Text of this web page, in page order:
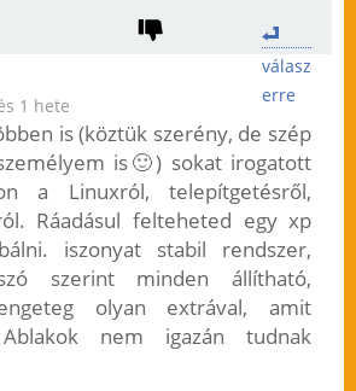
válasz
erre
1 hete
is (köztük szerény, de szép
is🙂) sokat irogatott
a Linuxról, telepítgetésről,
Ráadásul felteheted egy xp
iszonyat stabil rendszer,
szerint minden állítható,
olyan extrával, amit
Ablakok nem igazán tudnak